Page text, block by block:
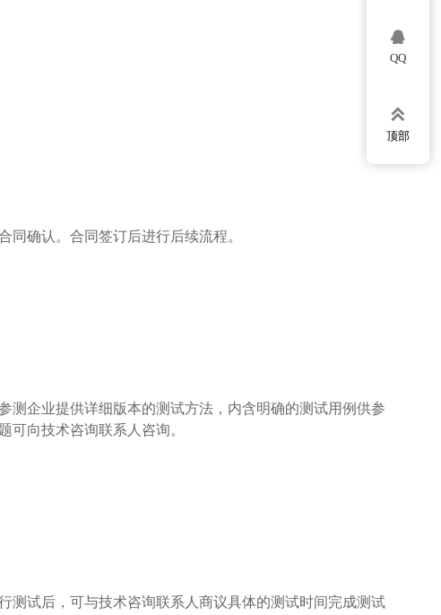
同确认。合同签订后进行后续流程。
测企业提供详细版本的测试方法，内含明确的测试用例供参
可向技术咨询联系人咨询。
测试后，可与技术咨询联系人商议具体的测试时间完成测试

QQ

顶部